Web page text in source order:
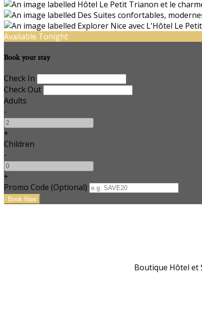
Available Tonight
Book your stay
Check In
Check Out
Adults
-
+
Children
-
+
Promo Code (Optional)
Boutique Hôtel et